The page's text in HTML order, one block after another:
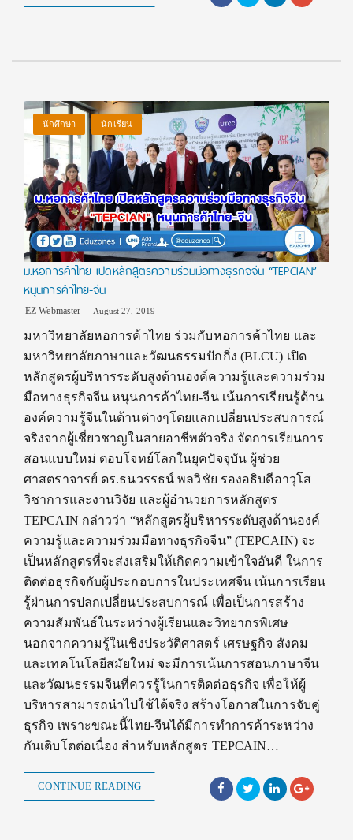
นักศึกษา นักเรียน
ม.หอการค้าไทย เปิดหลักสูตรความร่วมมือทางธุรกิจจีน “TEPCIAN”
หนุนการค้าไทย-จีน
EZ Webmaster August 27, 2019
มหาวิทยาลัยหอการค้าไทย ร่วมกับหอการค้าไทย และ
มหาวิทยาลัยภาษาและวัฒนธรรมปักกิ่ง (BLCU) เปิด
หลักสูตรผู้บริหารระดับสูงด้านองค์ความรู้และความร่วม
มือทางธุรกิจจีน หนุนการค้าไทย-จีน เน้นการเรียนรู้ด้าน
องค์ความรู้จีนในด้านต่างๆโดยแลกเปลี่ยนประสบการณ์
จริงจากผู้เชี่ยวชาญในสายอาชีพตัวจริง จัดการเรียนการ
สอนแบบใหม่ ตอบโจทย์โลกในยุคปัจจุบัน ผู้ช่วย
ศาสตราจารย์ ดร.ธนวรรธน์ พลวิชัย รองอธิบดีอาวุโส
วิชาการและงานวิจัย และผู้อำนวยการหลักสูตร
TEPCAIN กล่าวว่า “หลักสูตรผู้บริหารระดับสูงด้านองค์
ความรู้และความร่วมมือทางธุรกิจจีน” (TEPCAIN) จะ
เป็นหลักสูตรที่จะส่งเสริมให้เกิดความเข้าใจอันดี ในการ
ติดต่อธุรกิจกับผู้ประกอบการในประเทศจีน เน้นการเรียน
รู้ผ่านการปลกเปลี่ยนประสบการณ์ เพื่อเป็นการสร้าง
ความสัมพันธ์ในระหว่างผู้เรียนและวิทยากรพิเศษ
นอกจากความรู้ในเชิงประวัติศาสตร์ เศรษฐกิจ สังคม
และเทคโนโลยีสมัยใหม่ จะมีการเน้นการสอนภาษาจีน
และวัฒนธรรมจีนที่ควรรู้ในการติดต่อธุรกิจ เพื่อให้ผู้
บริหารสามารถนำไปใช้ได้จริง สร้างโอกาสในการจับคู่
ธุรกิจ เพราะขณะนี้ไทย-จีนได้มีการทำการค้าระหว่าง
กันเติบโตต่อเนื่อง สำหรับหลักสูตร TEPCAIN…
CONTINUE READING